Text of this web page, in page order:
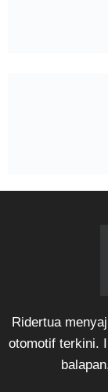
Ridertua
otomotif terkini.